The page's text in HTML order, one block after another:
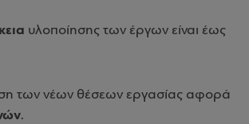
υλοποίησης των έργων είναι έως
των νέων θέσεων εργασίας αφορά
.